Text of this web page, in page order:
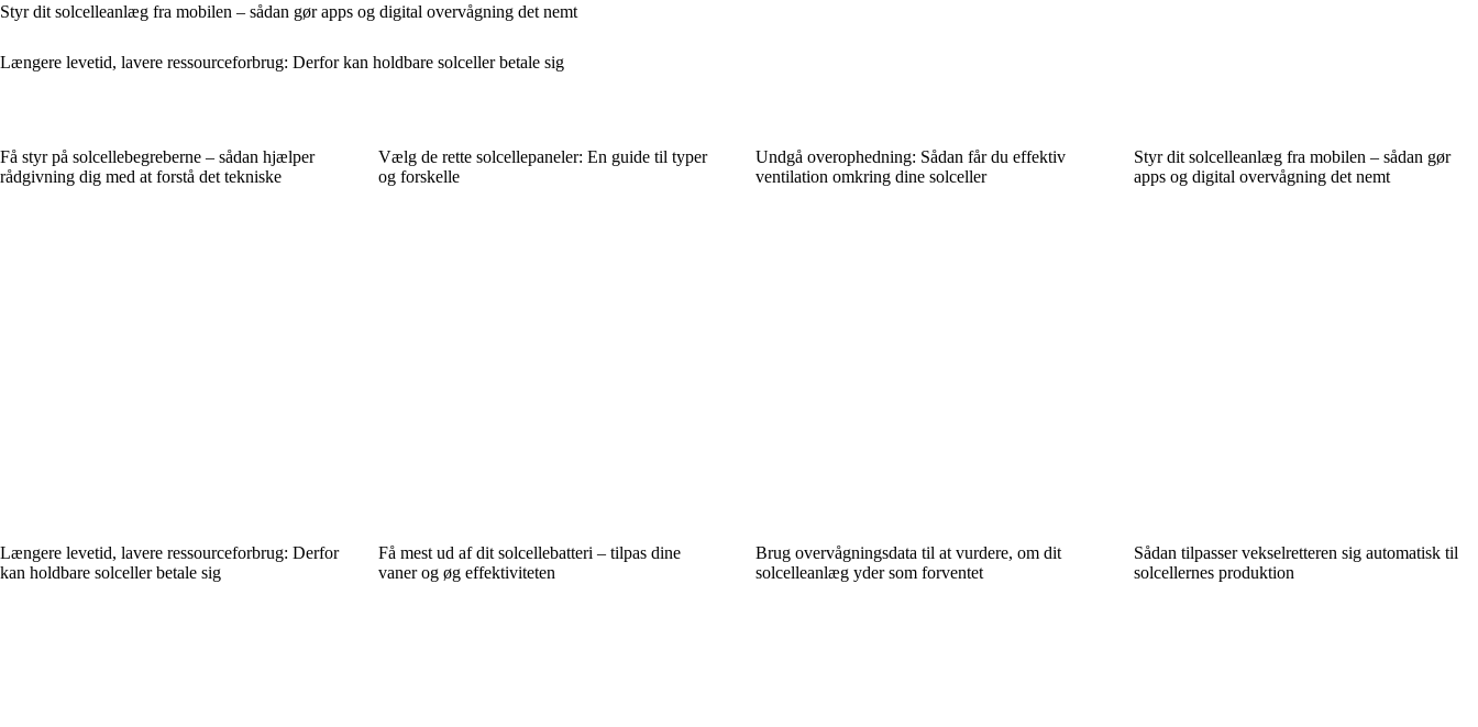
Styr dit solcelleanlæg fra mobilen – sådan gør apps og digital overvågning det nemt
Længere levetid, lavere ressourceforbrug: Derfor kan holdbare solceller betale sig
Få styr på solcellebegreberne – sådan hjælper
rådgivning dig med at forstå det tekniske
Vælg de rette solcellepaneler: En guide til typer
og forskelle
Undgå overophedning: Sådan får du effektiv
ventilation omkring dine solceller
Styr dit solcelleanlæg fra mobilen – sådan gør
apps og digital overvågning det nemt
Længere levetid, lavere ressourceforbrug: Derfor
kan holdbare solceller betale sig
Få mest ud af dit solcellebatteri – tilpas dine
vaner og øg effektiviteten
Brug overvågningsdata til at vurdere, om dit
solcelleanlæg yder som forventet
Sådan tilpasser vekselretteren sig automatisk til
solcellernes produktion